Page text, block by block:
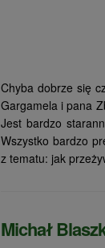
Chyba dobrze się
Gargamela i pana
Jest bardzo
Wszystko bardzo
z tematu: jak
Michał